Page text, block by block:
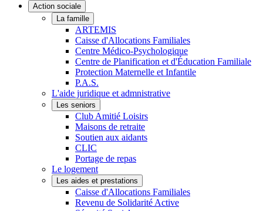
Action sociale
La famille
ARTEMIS
Caisse d'Allocations Familiales
Centre Médico-Psychologique
Centre de Planification et d'Éducation Familiale
Protection Maternelle et Infantile
P.A.S.
L'aide juridique et admnistrative
Les seniors
Club Amitié Loisirs
Maisons de retraite
Soutien aux aidants
CLIC
Portage de repas
Le logement
Les aides et prestations
Caisse d'Allocations Familiales
Revenu de Solidarité Active